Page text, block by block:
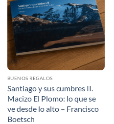
BUENOS REGALOS
Santiago y sus cumbres II.
Macizo El Plomo: lo que se
ve desde lo alto – Francisco
Boetsch